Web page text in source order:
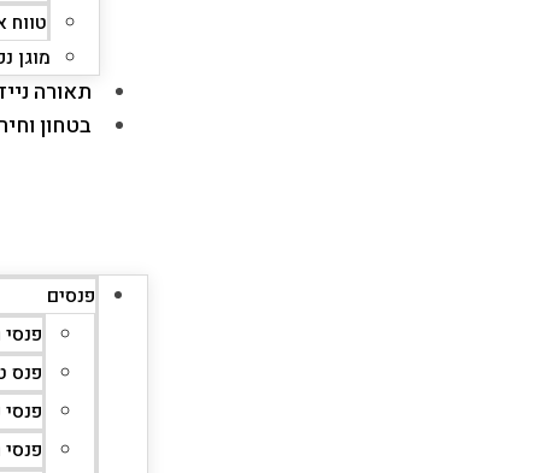
טווח
מוגן
תאורה
בטחון
פנסים
פנסי AceBeam
פנס